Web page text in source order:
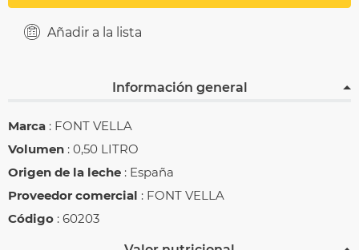
Añadir a la lista
Información general
Marca : FONT VELLA
Volumen : 0,50 LITRO
Origen de la leche : España
Proveedor comercial : FONT VELLA
Código : 60203